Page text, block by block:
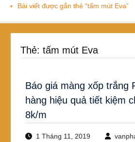
Bài viết được gắn thẻ “tấm mút Eva”
Thẻ: tấm mút Eva
Báo giá màng xốp trắng
hàng hiệu quả tiết kiệm
8k/m
1 Tháng 11, 2019